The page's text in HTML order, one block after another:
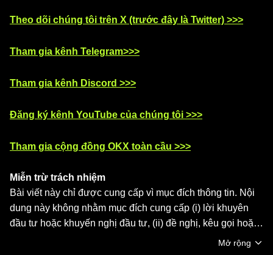
Theo dõi chúng tôi trên X (trước đây là Twitter) >>>
Tham gia kênh Telegram>>>
Tham gia kênh Discord >>>
Đăng ký kênh YouTube của chúng tôi >>>
Tham gia cộng đồng OKX toàn cầu >>>
Miễn trừ trách nhiệm
Bài viết này chỉ được cung cấp vì mục đích thông tin. Nội
dung này không nhằm mục đích cung cấp (i) lời khuyên
đầu tư hoặc khuyến nghị đầu tư, (ii) đề nghị, kêu gọi hoặc
khuyến khích mua, bán hoặc nắm giữ tài sản kỹ thuật số,
Mở rộng